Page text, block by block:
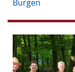
Burgen